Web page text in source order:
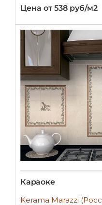
Цена от 538 руб/м2
Караоке
Kerama Marazzi